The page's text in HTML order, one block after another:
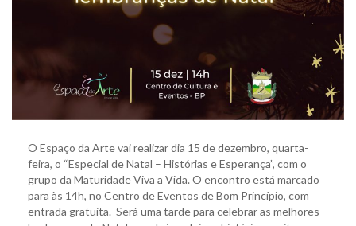
O Espaço da Arte vai realizar dia 15 de dezembro, quarta-
feira, o “Especial de Natal – Histórias e Esperança”, com o
grupo da Maturidade Viva a Vida. O encontro está marcado
para às 14h, no Centro de Eventos de Bom Princípio, com
entrada gratuita. Será uma tarde para celebrar as melhores